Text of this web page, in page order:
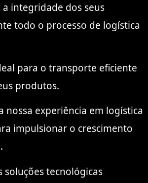
integridade dos seus
todo o processo de logística
para o transporte eficiente
produtos.
nossa experiência em logística
impulsionar o crescimento
soluções tecnológicas